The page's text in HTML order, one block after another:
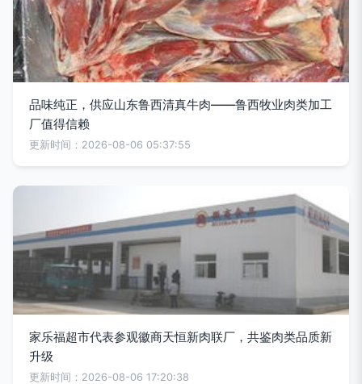
品味纯正，供应山东鲁西清真牛肉——鲁西牧业肉类加工
厂值得信赖
更新时间：2026-08-06 05:37:55
家乐福超市代表参观徽商天恒新肉联厂，共鉴肉类品质新
升级
更新时间：2026-08-06 17:20:38